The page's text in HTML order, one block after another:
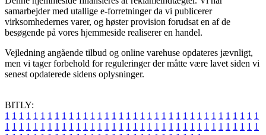
samarbejder med utallige e-forretninger da vi publicerer
virksomhedernes varer, og høster provision forudsat en af de
besøgende på vores hjemmeside realiserer en handel.
Vejledning angående tilbud og online varehuse opdateres jævnligt,
men vi tager forbehold for reguleringer der måtte være lavet siden vi
senest opdaterede sidens oplysninger.
BITLY:
1 1 1 1 1 1 1 1 1 1 1 1 1 1 1 1 1 1 1 1 1 1 1 1 1 1 1 1 1 1 1 1 1 1 1 1
1 1 1 1 1 1 1 1 1 1 1 1 1 1 1 1 1 1 1 1 1 1 1 1 1 1 1 1 1 1 1 1 1 1 1 1